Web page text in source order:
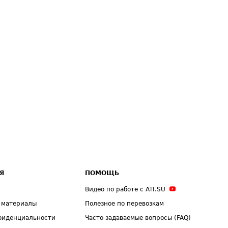
ПОМОЩЬ
Видео по работе с ATI.SU
Полезное по перевозкам
Часто задаваемые вопросы (FAQ)